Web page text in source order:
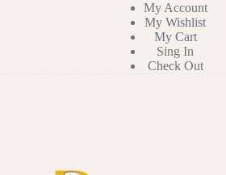
My Account
My Wishlist
My Cart
Sing In
Check Out